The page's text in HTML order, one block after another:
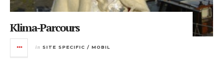
Klima-Parcours
in SITE SPECIFIC / MOBIL